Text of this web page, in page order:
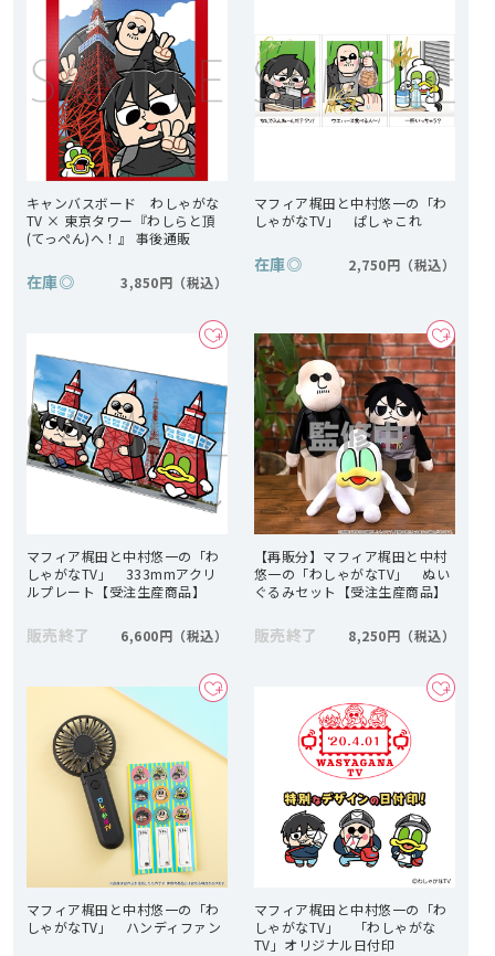
キャンバスボード わしゃがな
TV × 東京タワー『わしらと頂
(てっぺん)へ！』 事後通販
在庫◎ 3,850円
マフィア梶田と中村悠一の「わ
しゃがなTV」 ぱしゃこれ
在庫◎ 2,750円
マフィア梶田と中村悠一の「わ
しゃがなTV」 333mmアクリ
ルプレート【受注生産商品】
販売終了 6,600円
【再販分】マフィア梶田と中村
悠一の「わしゃがなTV」 ぬい
ぐるみセット【受注生産商品】
販売終了 8,250円
マフィア梶田と中村悠一の「わ
しゃがなTV」 ハンディファン
マフィア梶田と中村悠一の「わ
しゃがなTV」 「わしゃがな
TV」オリジナル日付印